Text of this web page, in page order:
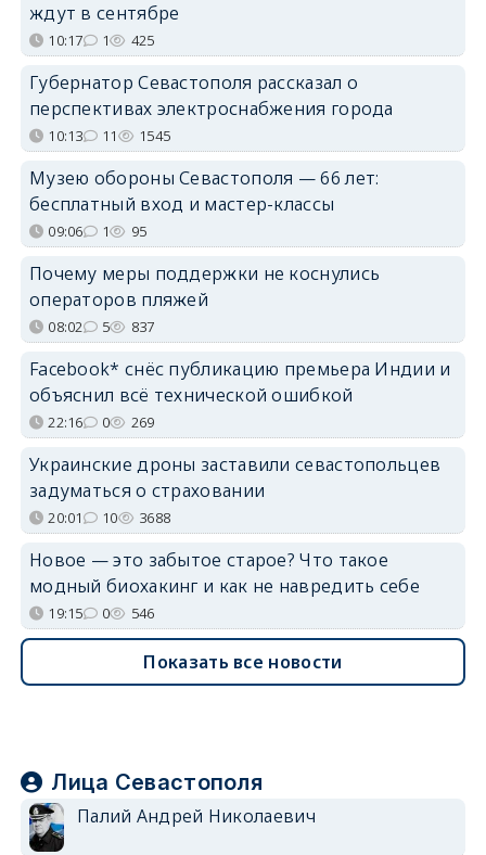
ждут в сентябре
10:17 1 425
Губернатор Севастополя рассказал о
перспективах электроснабжения города
10:13 11 1545
Музею обороны Севастополя — 66 лет:
бесплатный вход и мастер-классы
09:06 1 95
Почему меры поддержки не коснулись
операторов пляжей
08:02 5 837
Facebook* снёс публикацию премьера Индии и
объяснил всё технической ошибкой
22:16 0 269
Украинские дроны заставили севастопольцев
задуматься о страховании
20:01 10 3688
Новое — это забытое старое? Что такое
модный биохакинг и как не навредить себе
19:15 0 546
Показать все новости
Лица Севастополя
Палий Андрей Николаевич